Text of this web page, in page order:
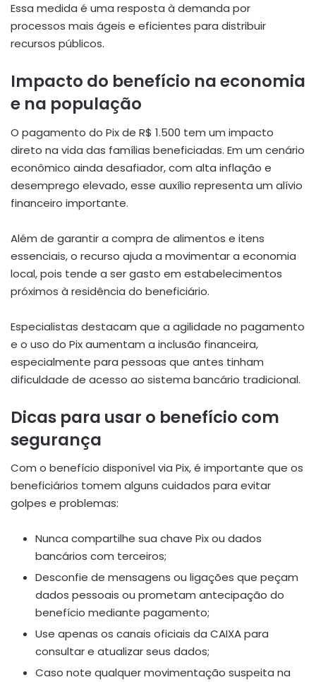
Essa medida é uma resposta à demanda por
processos mais ágeis e eficientes para distribuir
recursos públicos.
Impacto do benefício na economia
e na população
O pagamento do Pix de R$ 1.500 tem um impacto
direto na vida das famílias beneficiadas. Em um cenário
econômico ainda desafiador, com alta inflação e
desemprego elevado, esse auxílio representa um alívio
financeiro importante.
Além de garantir a compra de alimentos e itens
essenciais, o recurso ajuda a movimentar a economia
local, pois tende a ser gasto em estabelecimentos
próximos à residência do beneficiário.
Especialistas destacam que a agilidade no pagamento
e o uso do Pix aumentam a inclusão financeira,
especialmente para pessoas que antes tinham
dificuldade de acesso ao sistema bancário tradicional.
Dicas para usar o benefício com
segurança
Com o benefício disponível via Pix, é importante que os
beneficiários tomem alguns cuidados para evitar
golpes e problemas:
Nunca compartilhe sua chave Pix ou dados
bancários com terceiros;
Desconfie de mensagens ou ligações que peçam
dados pessoais ou prometam antecipação do
benefício mediante pagamento;
Use apenas os canais oficiais da CAIXA para
consultar e atualizar seus dados;
Caso note qualquer movimentação suspeita na